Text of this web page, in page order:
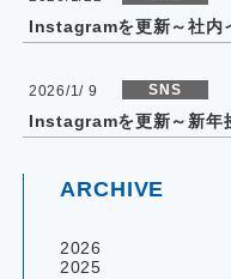
Instagramを更新～社内
2026/1/ 9 SNS
Instagramを更新～新年
ARCHIVE
2026
2025